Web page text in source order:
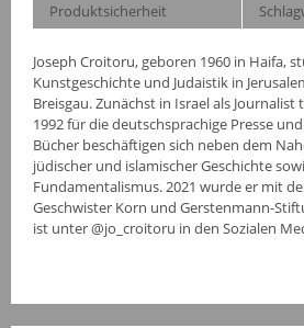
Produktsicherheit
Joseph Croitoru, geboren 1960 in Haifa,
Kunstgeschichte und Judaistik in
Breisgau. Zunächst in Israel als
1992 für die deutschsprachige Presse
Bücher beschäftigen sich neben dem
jüdischer und islamischer Geschichte
Fundamentalismus. 2021 wurde er mit
Geschwister Korn und Gerstenmann-
ist unter @jo_croitoru in den Sozialen